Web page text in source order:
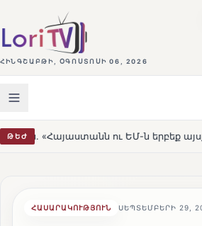
ՀԻՆԳՇԱԲԹԻ, ՕԳՈՍՏՈՍԻ 06, 2026
ԹԵԺու ԵՄ-ն երբեք այսքան մոտ չեն
ՀԱՍԱՐԱԿՈՒԹՅՈՒՆ ՍԵՊՏԵՄԲԵՐԻ 29,